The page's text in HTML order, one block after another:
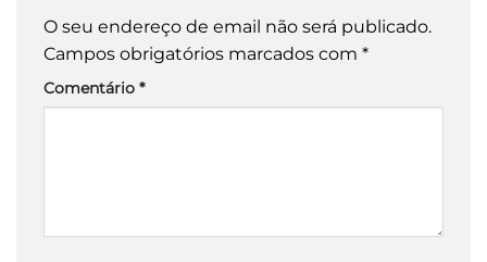
O seu endereço de email não será publicado.
Campos obrigatórios marcados com *
Comentário *